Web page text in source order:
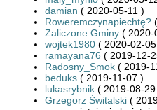
damian ( 2020-05-11 )
Roweremczynapiechtę?
Zaliczone Gminy ( 2020-
wojtek1980 ( 2020-02-
ramayana76 ( 2019-12-
Radosny_Smok ( 2019-
beduks ( 2019-11-07 )
lukasrybnik ( 2019-08-29
Grzegorz Świtalski (